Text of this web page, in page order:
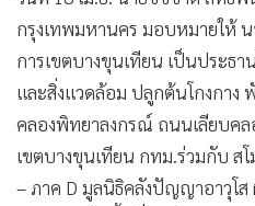
• ชุมชน-คุณภาพชีวิต
• อาชญากรรม
• Motoring
• เกม
• วิทยาศาสตร์
• SMEs
กรุงเทพมหานคร มอบหมายให้
การเขตบางขุนเทียน เป็นประธ
และสิ่งแวดล้อม ปลูกต้นโกงกาง
คลองพิทยาลงกรณ์ ถนนเลียบค
เขตบางขุนเทียน กทม.ร่วมกับ ส
– ภาค D มูลนิธิคลังปัญญาอาวุโ